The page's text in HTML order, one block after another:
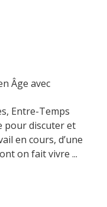
Âge avec
Entre-Temps
pour discuter et
en cours, d’une
on fait vivre ...